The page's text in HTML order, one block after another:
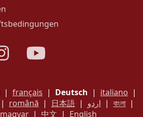
| français | Deutsch | italiano |
| română | 日本語 | اردو | বাংলা |
magyar| 中文 | English